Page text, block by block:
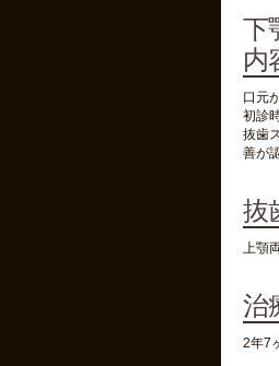
下
内
口元
初診
抜歯
善が
抜
上顎
治
2年7